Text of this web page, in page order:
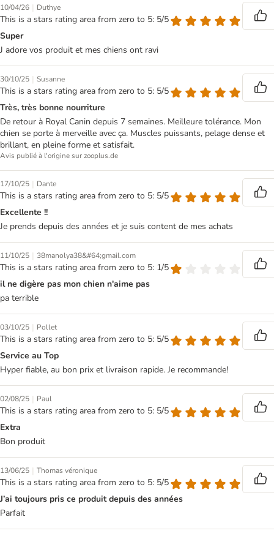
10/04/26 | Duthye
This is a stars rating area from zero to 5: 5/5
Super
J adore vos produit et mes chiens ont ravi
30/10/25 | Susanne
This is a stars rating area from zero to 5: 5/5
Très, très bonne nourriture
De retour à Royal Canin depuis 7 semaines. Meilleure tolérance. Mon
chien se porte à merveille avec ça. Muscles puissants, pelage dense et
brillant, en pleine forme et satisfait.
Avis publié à l'origine sur zooplus.de
17/10/25 | Dante
This is a stars rating area from zero to 5: 5/5
Excellente !!
Je prends depuis des années et je suis content de mes achats
11/10/25 | 38manolya38&#64;gmail.com
This is a stars rating area from zero to 5: 1/5
il ne digère pas mon chien n'aime pas
pa terrible
03/10/25 | Pollet
This is a stars rating area from zero to 5: 5/5
Service au Top
Hyper fiable, au bon prix et livraison rapide. Je recommande!
02/08/25 | Paul
This is a stars rating area from zero to 5: 5/5
Extra
Bon produit
13/06/25 | Thomas véronique
This is a stars rating area from zero to 5: 5/5
J’ai toujours pris ce produit depuis des années
Parfait